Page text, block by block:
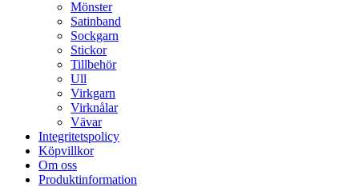
Mönster
Satinband
Sockgarn
Stickor
Tillbehör
Ull
Virkgarn
Virknålar
Vävar
Integritetspolicy
Köpvillkor
Om oss
Produktinformation